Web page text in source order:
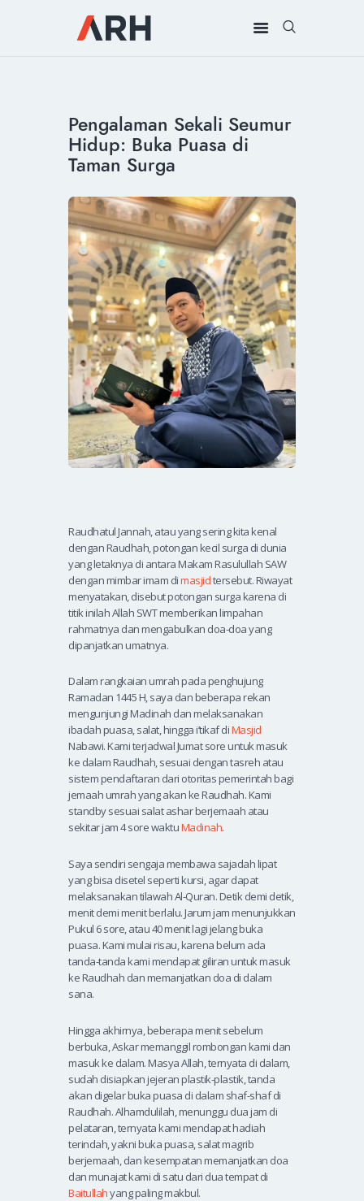
INSPIRING
MONDAY
RILIS MEDIA
BUKU
PIDATO
KEBUDAYAAN
KENALAN
Pengalaman Sekali Seumur
Hidup: Buka Puasa di
Taman Surga
Raudhatul Jannah, atau yang sering kita kenal
dengan Raudhah, potongan kecil surga di dunia
yang letaknya di antara Makam Rasulullah SAW
dengan mimbar imam dimasjidtersebut. Riwayat
menyatakan, disebut potongan surga karena di
titik inilah Allah SWT memberikan limpahan
rahmatnya dan mengabulkan doa-doa yang
dipanjatkan umatnya.
Dalam rangkaian umrah pada penghujung
Ramadan 1445 H, saya dan beberapa rekan
mengunjungi Madinah dan melaksanakan
ibadah puasa, salat, hingga i’tikaf diMasjid
Nabawi. Kami terjadwal Jumat sore untuk masuk
ke dalam Raudhah, sesuai dengan tasreh atau
sistem pendaftaran dari otoritas pemerintah bagi
jemaah umrah yang akan ke Raudhah. Kami
standby sesuai salat ashar berjemaah atau
sekitar jam 4 sore waktuMadinah.
Saya sendiri sengaja membawa sajadah lipat
yang bisa disetel seperti kursi, agar dapat
melaksanakan tilawah Al-Quran. Detik demi detik,
menit demi menit berlalu. Jarum jam menunjukkan
Pukul 6 sore, atau 40 menit lagi jelang buka
puasa. Kami mulai risau, karena belum ada
tanda-tanda kami mendapat giliran untuk masuk
ke Raudhah dan memanjatkan doa di dalam
sana.
Hingga akhirnya, beberapa menit sebelum
berbuka, Askar memanggil rombongan kami dan
masuk ke dalam. Masya Allah, ternyata di dalam,
sudah disiapkan jejeran plastik-plastik, tanda
akan digelar buka puasa di dalam shaf-shaf di
Raudhah. Alhamdulilah, menunggu dua jam di
pelataran, ternyata kami mendapat hadiah
terindah, yakni buka puasa, salat magrib
berjemaah, dan kesempatan memanjatkan doa
dan munajat kami di satu dari dua tempat di
Baitullahyang paling makbul.